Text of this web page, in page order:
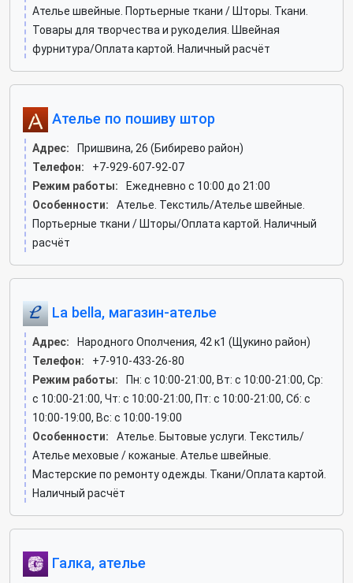
Ателье швейные. Портьерные ткани / Шторы. Ткани.
Товары для творчества и рукоделия. Швейная
фурнитура/Оплата картой. Наличный расчёт
Ателье по пошиву штор
Адрес:
Пришвина, 26 (Бибирево район)
Телефон:
+7-929-607-92-07
Режим работы:
Ежедневно с 10:00 до 21:00
Особенности:
Ателье. Текстиль/Ателье швейные.
Портьерные ткани / Шторы/Оплата картой. Наличный
расчёт
La bella, магазин-ателье
Адрес:
Народного Ополчения, 42 к1 (Щукино район)
Телефон:
+7-910-433-26-80
Режим работы:
Пн: c 10:00-21:00, Вт: c 10:00-21:00, Ср:
c 10:00-21:00, Чт: c 10:00-21:00, Пт: c 10:00-21:00, Сб: c
10:00-19:00, Вс: c 10:00-19:00
Особенности:
Ателье. Бытовые услуги. Текстиль/
Ателье меховые / кожаные. Ателье швейные.
Мастерские по ремонту одежды. Ткани/Оплата картой.
Наличный расчёт
Галка, ателье